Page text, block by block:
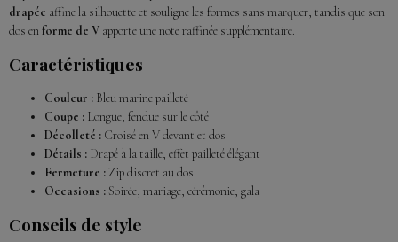
drapée affine la silhouette et souligne les formes sans marquer, tandis que son
dos en forme de V apporte une note raffinée supplémentaire.
Caractéristiques
Couleur : Bleu marine pailleté
Coupe : Longue, fendue sur le côté
Décolleté : Croisé en V devant et dos
Détails : Drapé à la taille, effet pailleté élégant
Fermeture : Zip discret au dos
Occasions : Soirée, mariage, cérémonie, gala
Conseils de style